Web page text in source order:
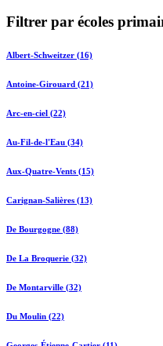
Filtrer par écoles
Albert-Schweitzer (16)
Antoine-Girouard (21)
Arc-en-ciel (22)
Au-Fil-de-l'Eau (34)
Aux-Quatre-Vents (15)
Carignan-Salières (13)
De Bourgogne (88)
De La Broquerie (32)
De Montarville (32)
Du Moulin (22)